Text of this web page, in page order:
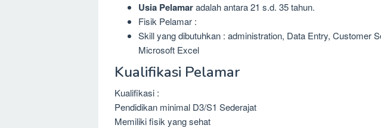
Usia Pelamaradalah antara 21 s.d. 35 tahun.
Fisik Pelamar :
Skill yang dibutuhkan : administration, Data Entry, Customer
Microsoft Excel
Kualifikasi Pelamar
Kualifikasi :
Pendidikan minimal D3/S1 Sederajat
Memiliki fisik yang sehat